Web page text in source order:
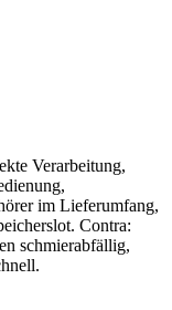
Verarbeitung,
im Lieferumfang,
Contra:
schmierabfällig,